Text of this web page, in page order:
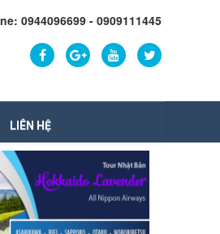
0944096699 - 0909111445
LIÊN HỆ